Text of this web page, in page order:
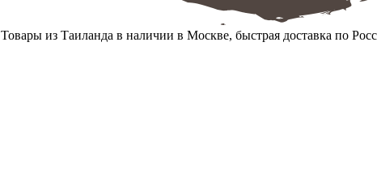
Товары из Таиланда в наличии в Москве, быстрая доставка по